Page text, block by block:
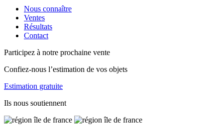
Nous connaître
Ventes
Résultats
Contact
Participez à notre prochaine vente
Confiez-nous l’estimation de vos objets
Estimation gratuite
Ils nous soutiennent